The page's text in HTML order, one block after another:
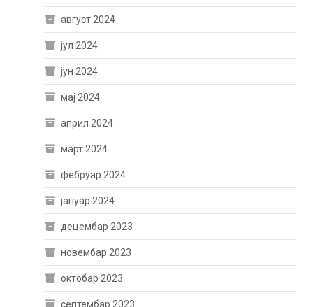
август 2024
јул 2024
јун 2024
мај 2024
април 2024
март 2024
фебруар 2024
јануар 2024
децембар 2023
новембар 2023
октобар 2023
септембар 2023